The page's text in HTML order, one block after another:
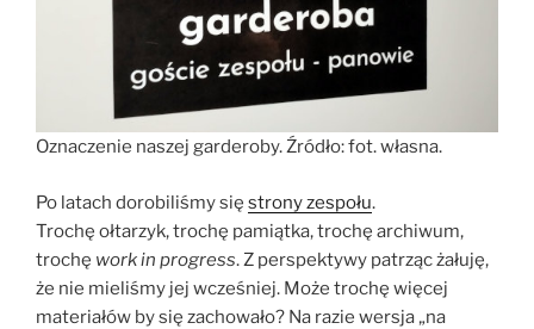
Oznaczenie naszej garderoby. Źródło: fot. własna.
Po latach dorobiliśmy się strony zespołu.
Trochę ołtarzyk, trochę pamiątka, trochę archiwum,
trochę work in progress. Z perspektywy patrząc żałuję,
że nie mieliśmy jej wcześniej. Może trochę więcej
materiałów by się zachowało? Na razie wersja „na